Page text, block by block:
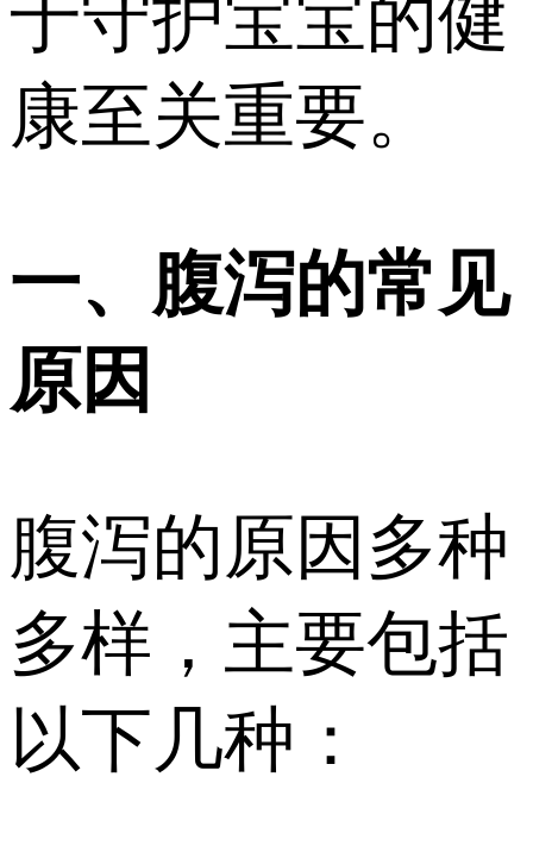
于守护宝宝的健
康至关重要。
一、腹泻的常见
原因
腹泻的原因多种
多样，主要包括
以下几种：